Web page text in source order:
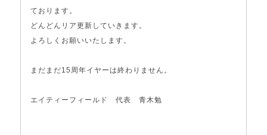
ております。
どんどんリア更新していきます。
よろしくお願いいたします。
まだまだ15周年イヤーは終わりません。
エイティーフィールド 代表 青木勉